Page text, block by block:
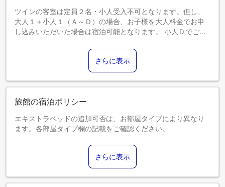
ツインの客室は定員２名・小人受入不可となります。但し、
大人１＋小人１（Ａ～Ｄ）の場合、お子様を大人料金でお申
し込みいただいた場合は宿泊可能となります。 小人Ｄでご予
さらに表示
旅館の宿泊ポリシー
エキストラベッドの追加可否は、お部屋タイプにより異なり
ます。各部屋タイプ欄の記載をご確認ください。
さらに表示